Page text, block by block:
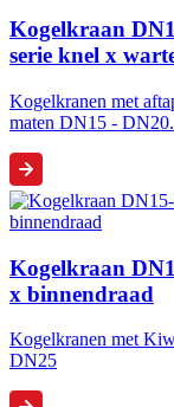
Kogelkraan
serie knel x
Kogelkranen met
maten DN15 - DN20.
Kogelkraan
x binnendraad
Kogelkranen met
DN25